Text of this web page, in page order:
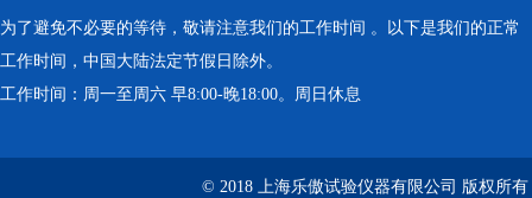
为了避免不必要的等待，敬请注意我们的工作时间 。以下是我们的正常
工作时间，中国大陆法定节假日除外。
工作时间：周一至周六 早8:00-晚18:00。周日休息
© 2018 上海乐傲试验仪器有限公司 版权所